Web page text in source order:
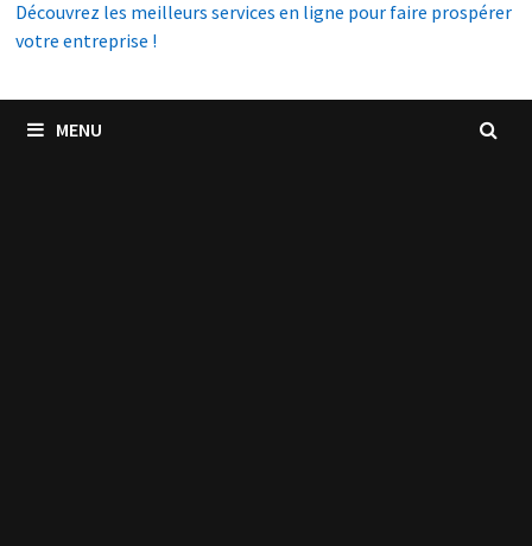
Découvrez les meilleurs services en ligne pour faire prospérer
votre entreprise !
MENU